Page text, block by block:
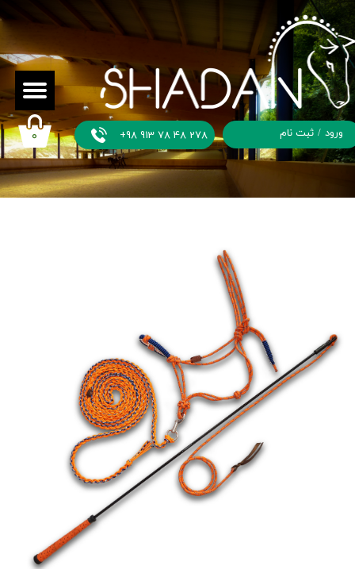
+98 913 78 48 278 ورود / ثبت نام
حساب
کاربری
۰